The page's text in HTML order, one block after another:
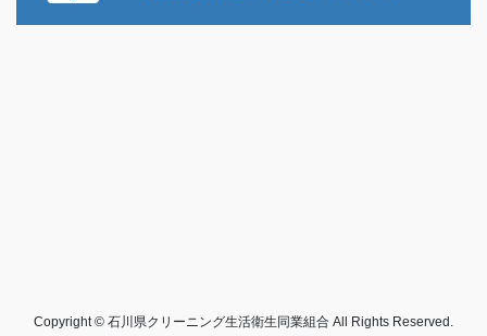
Copyright © 石川県クリーニング生活衛生同業組合 All Rights Reserved.